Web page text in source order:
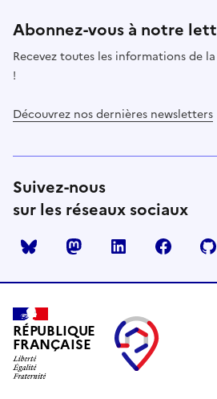
Abonnez-vous à notre
Recevez toutes les informations de
!
Découvrez nos dernières newsletters
Suivez-nous
sur les réseaux sociaux
MastodonLinkedIn
RÉPUBLIQUE
FRANÇAISE